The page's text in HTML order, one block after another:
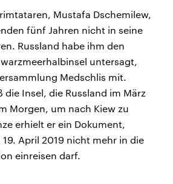
Mustafa Dschemilew,
fünf Jahren nicht in seine
Russland habe ihm den
untersagt,
Medschlis mit.
die Insel, die Russland im März
Morgen, um nach Kiew zu
erhielt er ein Dokument,
April 2019 nicht mehr in die
einreisen darf.